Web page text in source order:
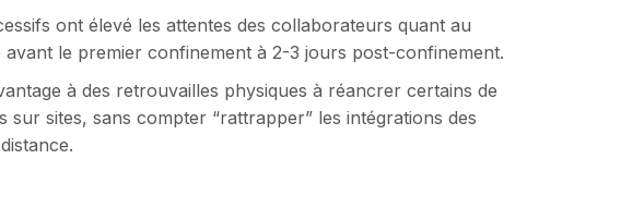
ont élevé les attentes des collaborateurs quant au
avant le premier confinement à 2-3 jours post-confinement.
à des retrouvailles physiques à réancrer certains de
sites, sans compter “rattrapper” les intégrations des